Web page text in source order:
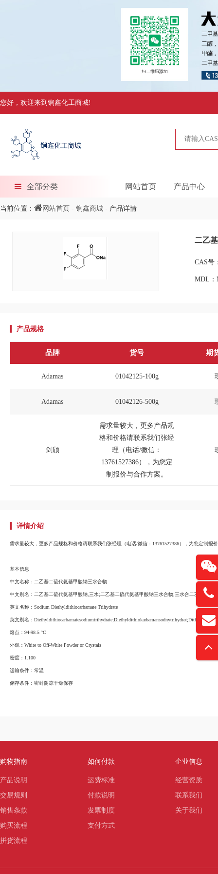
您好，欢迎来到锏鑫化工商城!
全部分类 网站首页 产品中心
当前位置： 网站首页 - 锏鑫商城 - 产品详情
二乙
CAS号
MDL：
产品规格
品牌 货号 期
Adamas 01042125-100g
Adamas 01042126-500g
剑颀
需求量较大，更多产品规
格和价格请联系我们张经
理（电话/微信：
13761527386），为您定
制报价与合作方案。
详情介绍
需求量较大，更多产品规格和价格请联系我们张经理（电话/微信：13761527386），为您定制报
基本信息
中文名称： 二乙基二硫代氨基甲酸钠三水合物
中文别名： 二乙基二硫代氨基甲酸钠,三水;二乙基二硫代氨基甲酸钠三水合物;三水合二乙基二硫
英文名称： Sodium Diethyldithiocarbamate Trihydrate
英文别名：
熔点： 94-98.5 °C
外观： White to Off-White Powder or Crystals
密度： 1.100
运输条件： 常温
储存条件： 密封阴凉干燥保存
购物指南
产品说明
交易规则
销售条款
购买流程
拼货流程
如何付款
运费标准
付款说明
发票制度
支付方式
企业信息
经营资质
联系我们
关于我们